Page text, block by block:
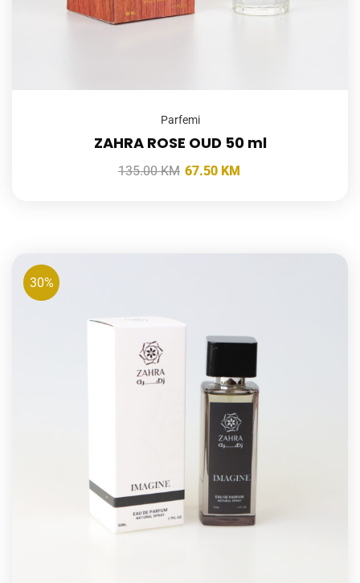
Parfemi
ZAHRA ROSE OUD 50 ml
135.00KM 67.50 KM
30%